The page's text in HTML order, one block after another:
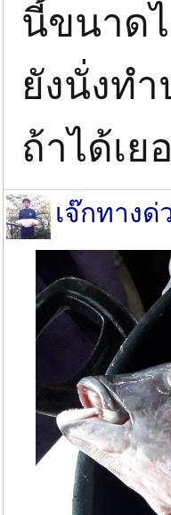
นี้ขนาด
ยังนั่งท
ถ้าได้เ
เจ๊กทางด่